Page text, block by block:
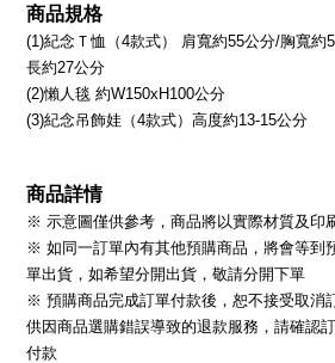
商品規格
(1)紀念Ｔ恤（4款式） 肩寬約55公分/胸寬約
長約27公分
(2)懶人毯 約W150xH100公分
(3)紀念吊飾娃（4款式）高度約13-15公分
商品詳情
※ 示意圖僅供參考，商品將以實際材質及印
※ 如同一訂單內有其他預購商品，將會等到
單出貨，如希望分開出貨，敬請分開下單
※ 預購商品完成訂單付款後，恕不接受取消
供因商品選購錯誤導致的退款服務，請確認
付款